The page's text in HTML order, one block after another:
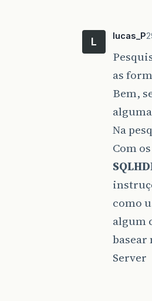
L lucas_P
as
Bem,
Na
Com
como
algum
basear
Server